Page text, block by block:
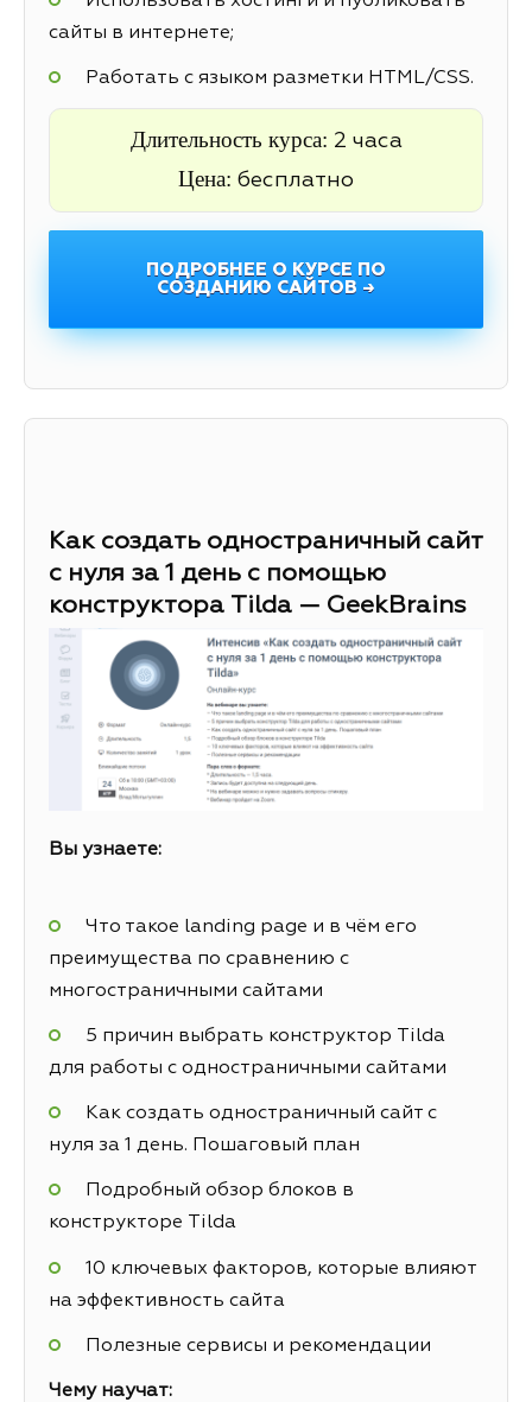
сайты в интернете;
Работать с языком разметки HTML/CSS.
Длительность курса: 2 часа
Цена: бесплатно
ПОДРОБНЕЕ О КУРСЕ ПО
СОЗДАНИЮ САЙТОВ →
Как создать одностраничный сайт
с нуля за 1 день с помощью
конструктора Tilda — GeekBrains
Вы узнаете:
Что такое landing page и в чём его
преимущества по сравнению с
многостраничными сайтами
5 причин выбрать конструктор Tilda
для работы с одностраничными сайтами
Как создать одностраничный сайт с
нуля за 1 день. Пошаговый план
Подробный обзор блоков в
конструкторе Tilda
10 ключевых факторов, которые влияют
на эффективность сайта
Полезные сервисы и рекомендации
Чему научат: